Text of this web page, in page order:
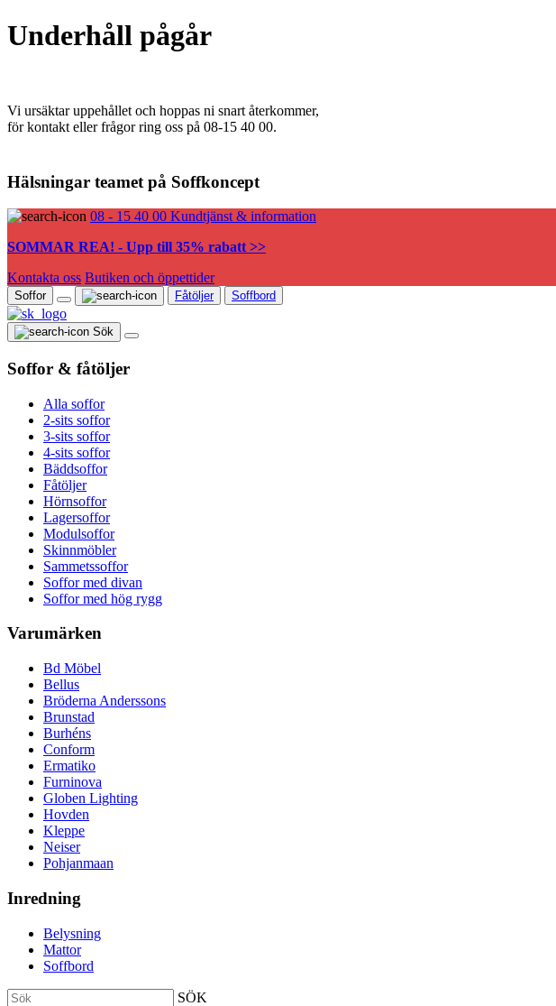
Underhåll pågår
Vi ursäktar uppehållet och hoppas ni snart återkommer,
för kontakt eller frågor ring oss på 08-15 40 00.
Hälsningar teamet på Soffkoncept
08 - 15 40 00 Kundtjänst & information
SOMMAR REA! - Upp till 35% rabatt >>
Kontakta oss Butiken och öppettider
Soffor Fåtöljer Soffbord
Sök
Soffor & fåtöljer
Alla soffor
2-sits soffor
3-sits soffor
4-sits soffor
Bäddsoffor
Fåtöljer
Hörnsoffor
Lagersoffor
Modulsoffor
Skinnmöbler
Sammetssoffor
Soffor med divan
Soffor med hög rygg
Varumärken
Bd Möbel
Bellus
Bröderna Anderssons
Brunstad
Burhéns
Conform
Ermatiko
Furninova
Globen Lighting
Hovden
Kleppe
Neiser
Pohjanmaan
Inredning
Belysning
Mattor
Soffbord
SÖK